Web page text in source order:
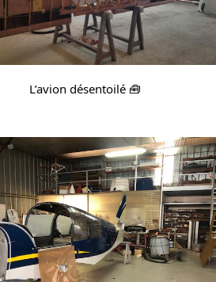
L’avion désentoilé 🧰